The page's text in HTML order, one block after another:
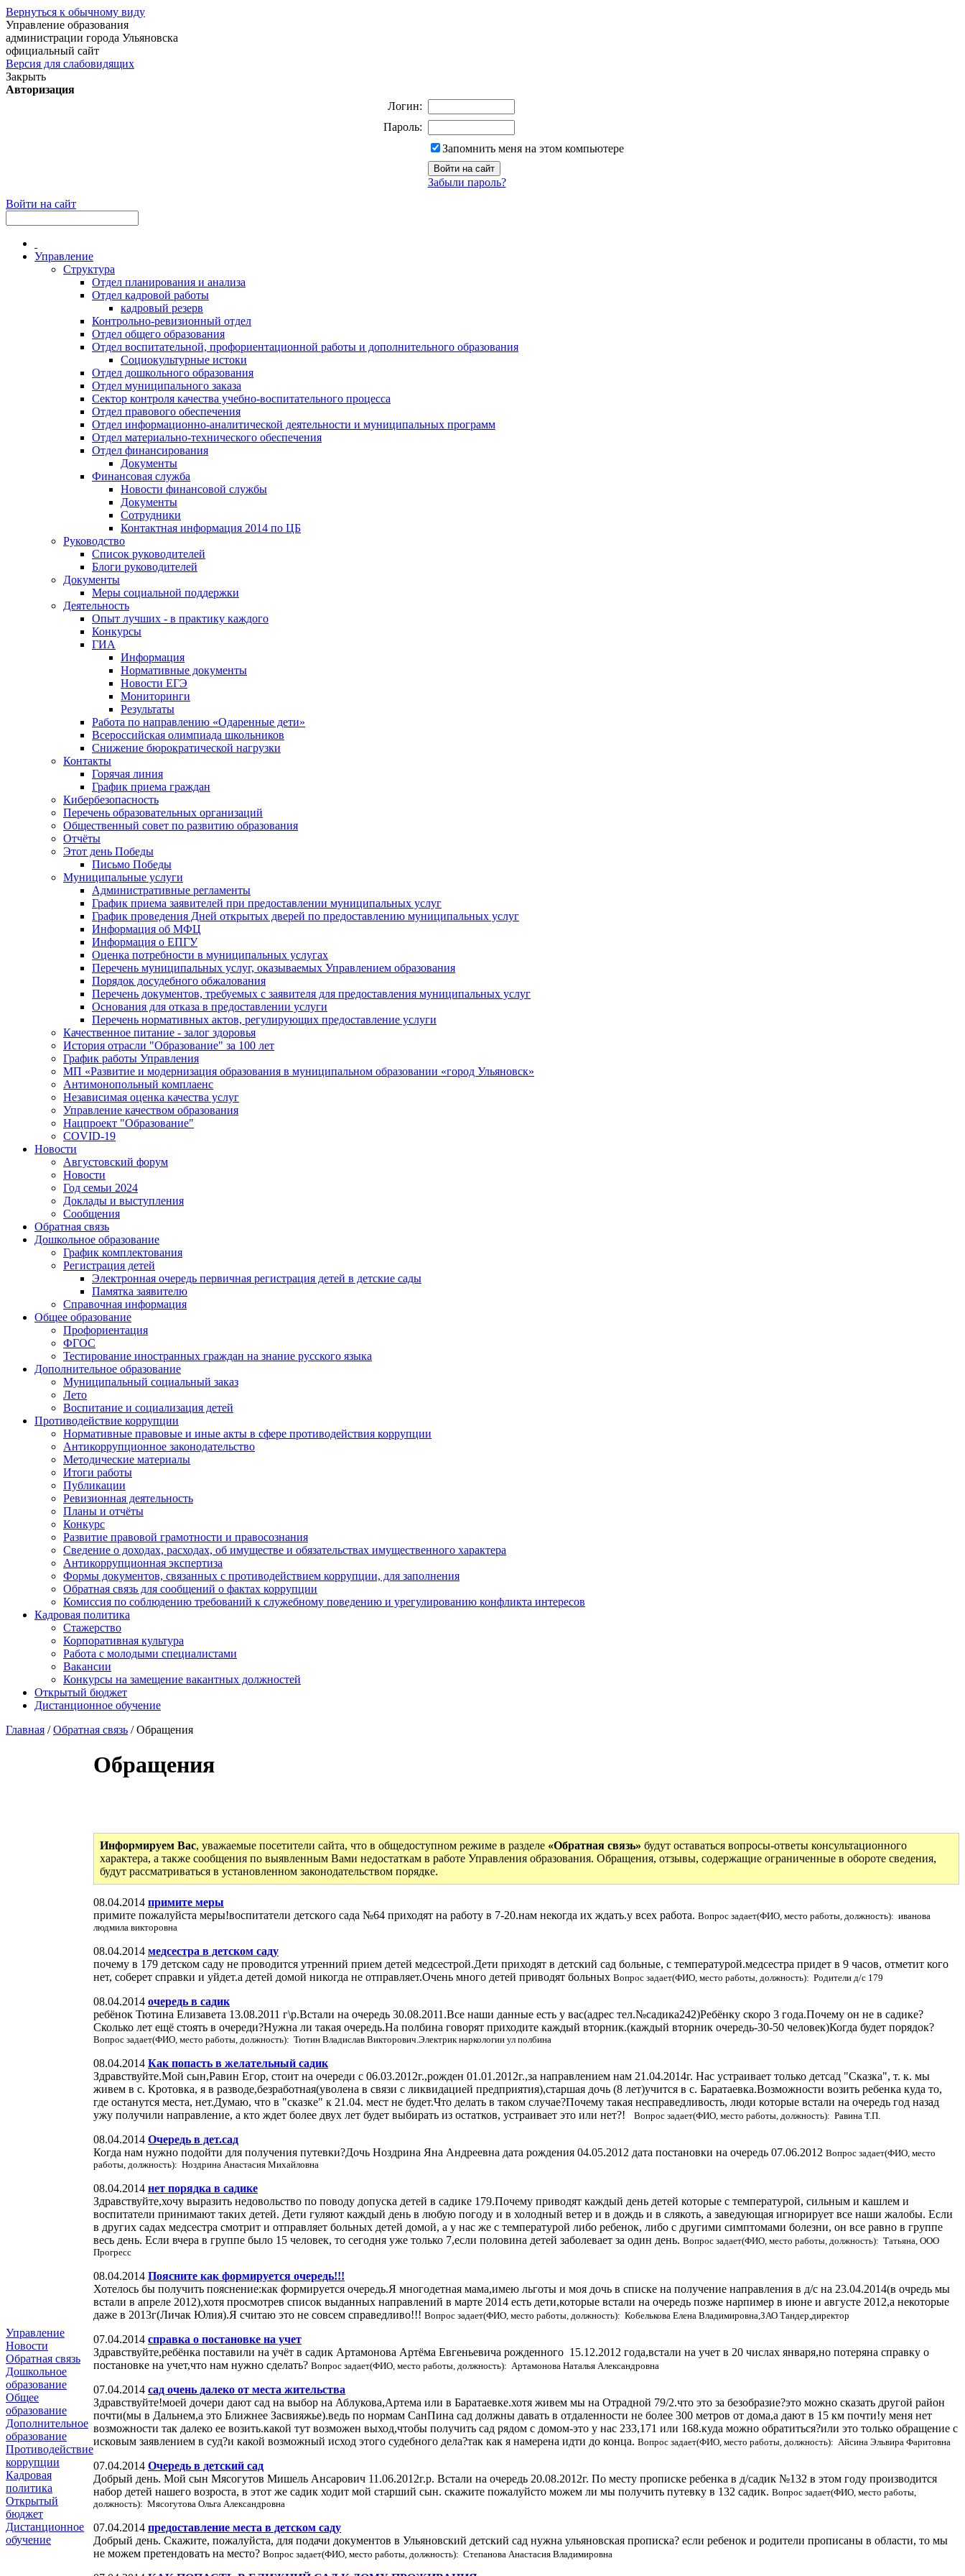
Вернуться к обычному виду
Управление образования
администрации города Ульяновска
официальный сайт
Версия для слабовидящих
Закрыть
Авторизация
Логин:
Пароль:
Запомнить меня на этом компьютере
Забыли пароль?
Войти на сайт
Управление
Структура
Отдел планирования и анализа
Отдел кадровой работы
кадровый резерв
Контрольно-ревизионный отдел
Отдел общего образования
Отдел воспитательной, профориентационной работы и дополнительного образования
Социокультурные истоки
Отдел дошкольного образования
Отдел муниципального заказа
Сектор контроля качества учебно-воспитательного процесса
Отдел правового обеспечения
Отдел информационно-аналитической деятельности и муниципальных программ
Отдел материально-технического обеспечения
Отдел финансирования
Документы
Финансовая служба
Новости финансовой службы
Документы
Сотрудники
Контактная информация 2014 по ЦБ
Руководство
Список руководителей
Блоги руководителей
Документы
Меры социальной поддержки
Деятельность
Опыт лучших - в практику каждого
Конкурсы
ГИА
Информация
Нормативные документы
Новости ЕГЭ
Мониторинги
Результаты
Работа по направлению «Одаренные дети»
Всероссийская олимпиада школьников
Снижение бюрократической нагрузки
Контакты
Горячая линия
График приема граждан
Кибербезопасность
Перечень образовательных организаций
Общественный совет по развитию образования
Отчёты
Этот день Победы
Письмо Победы
Mуниципальные услуги
Административные регламенты
График приема заявителей при предоставлении муниципальных услуг
График проведения Дней открытых дверей по предоставлению муниципальных услуг
Информация об МФЦ
Информация о ЕПГУ
Оценка потребности в муниципальных услугах
Перечень муниципальных услуг, оказываемых Управлением образования
Порядок досудебного обжалования
Перечень документов, требуемых с заявителя для предоставления муниципальных услуг
Основания для отказа в предоставлении услуги
Перечень нормативных актов, регулирующих предоставление услуги
Качественное питание - залог здоровья
История отрасли "Oбразованиe" за 100 лет
График работы Управления
МП «Развитие и модернизация образования в муниципальном образовании «город Ульяновск»
Антимонопольный комплаенс
Независимая оценка качества услуг
Управление качеством образования
Нацпроект "Образование"
COVID-19
Новости
Августовский форум
Новости
Год семьи 2024
Доклады и выступления
Сообщения
Обратная связь
Дошкольное образование
График комплектования
Регистрация детей
Электронная очередь первичная регистрация детей в детские сады
Памятка заявителю
Справочная информация
Общее образование
Профориентация
ФГОС
Тестирование иностранных граждан на знание русского языка
Дополнительное образование
Муниципальный социальный заказ
Лето
Воспитание и социализация детей
Противодействие коррупции
Нормативные правовые и иные акты в сфере противодействия коррупции
Антикоррупционное законодательство
Методические материалы
Итоги работы
Публикации
Ревизионная деятельность
Планы и отчёты
Конкурс
Развитие правовой грамотности и правосознания
Сведение о доходах, расходах, об имуществе и обязательствах имущественного характера
Антикоррупционная экспертиза
Формы документов, связанных с противодействием коррупции, для заполнения
Обратная связь для сообщений о фактах коррупции
Комиссия по соблюдению требований к служебному поведению и урегулированию конфликта интересов
Кадровая политика
Стажерство
Корпоративная культура
Работа с молодыми специалистами
Вакансии
Конкурсы на замещение вакантных должностей
Открытый бюджет
Дистанционное обучение
Главная /Обратная связь / Обращения
Управление
Новости
Обратная связь
Дошкольное
образование
Общее
образование
Дополнительное
образование
Противодействие
коррупции
Кадровая
политика
Открытый
бюджет
Дистанционное
обучение
Обращения
Информируем Вас, уважаемые посетители сайта, что в общедоступном режиме в разделе «Обратная связь» будут оставаться вопросы-ответы консультационного
характера, а также сообщения по выявленным Вами недостаткам в работе Управления образования. Обращения, отзывы, содержащие ограниченные в обороте сведения,
будут рассматриваться в установленном законодательством порядке.
08.04.2014 примите меры
примите пожалуйста меры!воспитатели детского сада №64 приходят на работу в 7-20.нам некогда их ждать.у всех работа. Вопрос задает(ФИО, место работы, должность): иванова
людмила викторовна
08.04.2014 медсестра в детском саду
почему в 179 детском саду не проводится утренний прием детей медсестрой.Дети приходят в детский сад больные, с температурой.медсестра придет в 9 часов, отметит кого
нет, соберет справки и уйдет.а детей домой никогда не отправляет.Очень много детей приводят больных Вопрос задает(ФИО, место работы, должность): Родители д/с 179
08.04.2014 очередь в садик
ребёнок Тютина Елизавета 13.08.2011 г\р.Встали на очередь 30.08.2011.Все наши данные есть у вас(адрес тел.№садика242)Ребёнку скоро 3 года.Почему он не в садике?
Сколько лет ещё стоять в очереди?Нужна ли такая очередь.На полбина говорят приходите каждый вторник.(каждый вторник очередь-30-50 человек)Когда будет порядок?
Вопрос задает(ФИО, место работы, должность): Тютин Владислав Викторович.Электрик наркологии ул полбина
08.04.2014 Как попасть в желательный садик
Здравствуйте.Мой сын,Равин Егор, стоит на очереди с 06.03.2012г.,рожден 01.01.2012г.,за направлением нам 21.04.2014г. Нас устраивает только детсад "Сказка", т. к. мы
живем в с. Кротовка, я в разводе,безработная(уволена в связи с ликвидацией предприятия),старшая дочь (8 лет)учится в с. Баратаевка.Возможности возить ребенка куда то,
где останутся места, нет.Думаю, что в "сказке" к 21.04. мест не будет.Что делать в таком случае?Почему такая несправедливость, люди которые встали на очередь год назад
ужу получили направление, а кто ждет более двух лет будет выбирать из остатков, устраивает это или нет?! Вопрос задает(ФИО, место работы, должность): Равина Т.П.
08.04.2014 Очередь в дет.сад
Когда нам нужно подойти для получения путевки?Дочь Ноздрина Яна Андреевна дата рождения 04.05.2012 дата постановки на очередь 07.06.2012 Вопрос задает(ФИО, место
работы, должность): Ноздрина Анастасия Михайловна
08.04.2014 нет порядка в садике
Здравствуйте,хочу выразить недовольство по поводу допуска детей в садике 179.Почему приводят каждый день детей которые с температурой, сильным и кашлем и
воспитатели принимают таких детей. Дети гуляют каждый день в любую погоду и в холодный ветер и в дождь и в слякоть, а заведующая игнорирует все наши жалобы. Если
в других садах медсестра смотрит и отправляет больных детей домой, а у нас же с температурой либо ребенок, либо с другими симптомами болезни, он все равно в группе
весь день. Если вчера в группе было 15 человек, то сегодня уже только 7,если половина детей заболевает за один день. Вопрос задает(ФИО, место работы, должность): Татьяна, ООО
Прогресс
08.04.2014 Поясните как формируется очередь!!!
Хотелось бы получить пояснение:как формируется очередь.Я многодетная мама,имею льготы и моя дочь в списке на получение направления в д/с на 23.04.2014(в очредь мы
встали в апреле 2012),хотя просмотрев список выданных направлений в марте 2014 есть дети,которые встали на очередь позже нарпимер в июне и августе 2012,а некоторые
даже в 2013г(Личак Юлия).Я считаю это не совсем справедливо!!! Вопрос задает(ФИО, место работы, должность): Кобелькова Елена Владимировна,ЗАО Тандер,директор
07.04.2014 справка о постановке на учет
Здравствуйте,ребёнка поставили на учёт в садик Артамонова Артёма Евгеньевича рожденного 15.12.2012 года,встали на учет в 20 числах января,но потеряна справку о
постановке на учет,что нам нужно сделать? Вопрос задает(ФИО, место работы, должность): Артамонова Наталья Александровна
07.04.2014 сад очень далеко от места жительства
Здравствуйте!моей дочери дают сад на выбор на Аблукова,Артема или в Баратаевке.хотя живем мы на Отрадной 79/2.что это за безобразие?это можно сказать другой район
почти(мы в Дальнем,а это Ближнее Засвияжье).ведь по нормам СанПина сад должны давать в отдаленности не более 300 метров от дома,а дают в 15 км почти!у меня нет
возможности так далеко ее возить.какой тут возможен выход,чтобы получить сад рядом с домом-это у нас 233,171 или 168.куда можно обратиться?или это только обращение с
исковым заявлением в суд?и какой возможный исход этого судебного дела?так как я намерена идти до конца. Вопрос задает(ФИО, место работы, должность): Айсина Эльвира Фаритовна
07.04.2014 Очередь в детский сад
Добрый день. Мой сын Мясогутов Мишель Ансарович 11.06.2012г.р. Встали на очередь 20.08.2012г. По месту прописке ребенка в д/садик №132 в этом году производится
набор детей нашего возроста, в этот же садик ходит мой старший сын. скажите пожалуйсто можем ли мы получить путевку в 132 садик. Вопрос задает(ФИО, место работы,
должность): Мясогутова Ольга Александровна
07.04.2014 предоставление места в детском саду
Добрый день. Скажите, пожалуйста, для подачи документов в Ульяновский детский сад нужна ульяновская прописка? если ребенок и родители прописаны в области, то мы
не можем претендовать на место? Вопрос задает(ФИО, место работы, должность): Степанова Анастасия Владимировна